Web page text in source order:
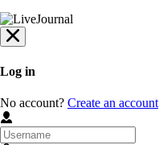
Log in
No account? Create an account